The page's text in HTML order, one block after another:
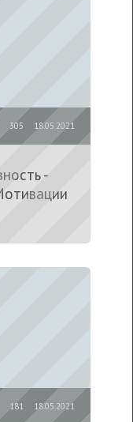
18.05.2021
305
-
18.05.2021
181